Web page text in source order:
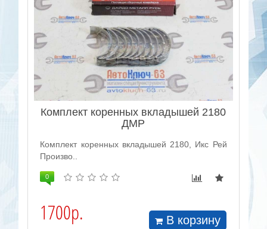
Комплект коренных вкладышей 2180
ДМР
Комплект коренных вкладышей 2180, Икс Рей
Произво..
0
1700р. В корзину